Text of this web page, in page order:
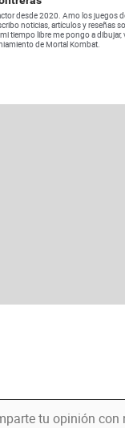
desde 2020. Amo los juegos
noticias, artículos y reseñas
tiempo libre me pongo a dibujar,
de Mortal Kombat.